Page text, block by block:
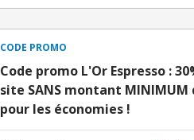
CODE PROMO
Code promo L'Or Espresso :
site SANS montant
pour les économies !